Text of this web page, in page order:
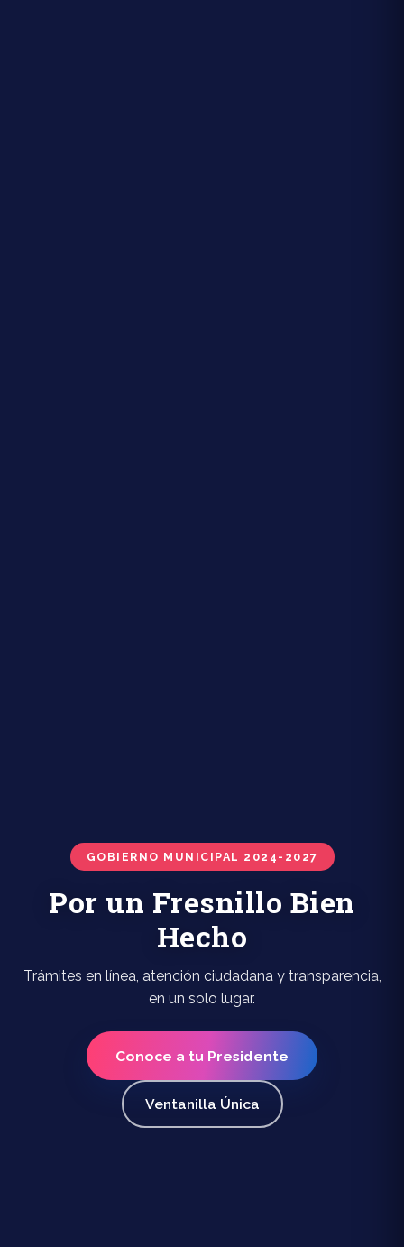
GOBIERNO MUNICIPAL 2024-2027
Por un Fresnillo Bien
Hecho
Trámites en línea, atención ciudadana y transparencia,
en un solo lugar.
Conoce a tu Presidente
Ventanilla Única